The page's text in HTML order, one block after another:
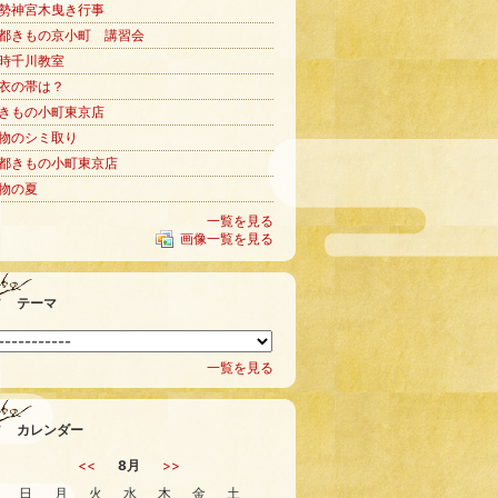
神宮木曳き行事
きもの京小町 講習会
千川教室
の帯は？
もの小町東京店
のシミ取り
きもの小町東京店
の夏
一覧を見る
画像一覧を見る
テーマ
一覧を見る
カレンダー
<< 8月
>>
日
月 火 水 木 金 土